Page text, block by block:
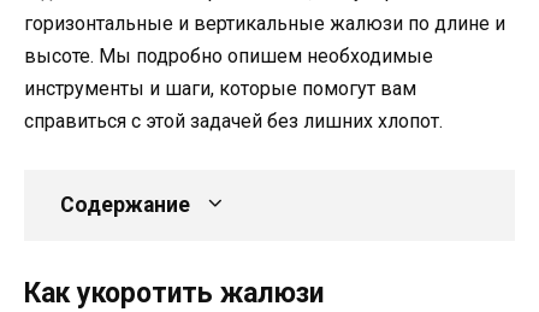
горизонтальные и вертикальные жалюзи по длине и
высоте. Мы подробно опишем необходимые
инструменты и шаги, которые помогут вам
справиться с этой задачей без лишних хлопот.
Содержание
Как укоротить жалюзи